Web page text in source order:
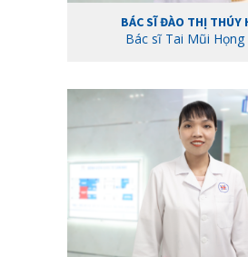
BÁC SĨ ĐÀO THỊ THÚY
Bác sĩ Tai Mũi Họng